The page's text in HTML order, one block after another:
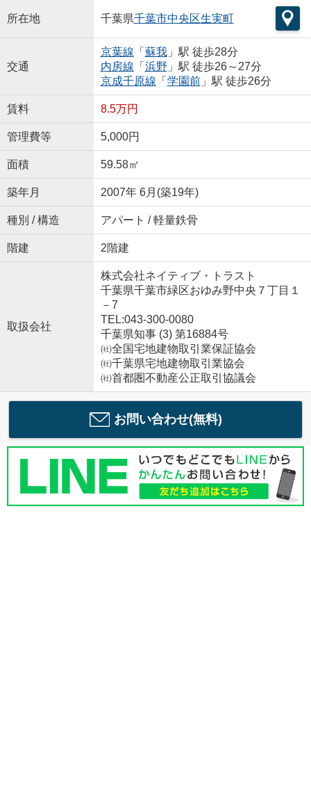
所在地 千葉県千葉市中央区生実町
交通
京葉線 「 蘇我」駅 徒歩28分
内房線 「 浜野 」駅 徒歩26～27分
京成千原線 「 学園前」駅 徒歩26分
賃料 8.5万円
管理費等 5,000円
面積 59.58㎡
築年月 2007年 6月(築19年)
種別 / 構造 アパート / 軽量鉄骨
階建 2階建
取扱会社
株式会社ネイティブ・トラスト
千葉県千葉市緑区おゆみ野中央７丁目１
－7
TEL:043-300-0080
千葉県知事 (3) 第16884号
㈳全国宅地建物取引業保証協会
㈳千葉県宅地建物取引業協会
㈳首都圏不動産公正取引協議会
お問い合わせ(無料)